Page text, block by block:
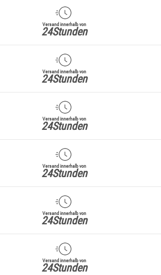
Versand innerhalb von
24Stunden
Versand innerhalb von
24Stunden
Versand innerhalb von
24Stunden
Versand innerhalb von
24Stunden
Versand innerhalb von
24Stunden
Versand innerhalb von
24Stunden